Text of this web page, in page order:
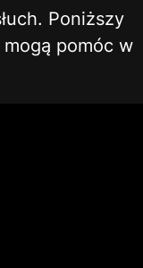
Poniższy
pomóc w